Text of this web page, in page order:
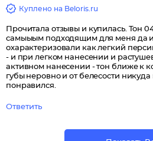
Куплено на Beloris.ru
Прочитала отзывы и купилась. Тон
самыыым подходящим для меня да и
охарактеризовали как легкий
- и при легком нанесении и
активном нанесении - тон ближе к
губы неровно и от белесости
понравился.
Ответить